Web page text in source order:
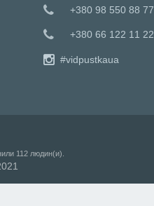
+380 98 550 88 77
+380 66 122 11 22
#vidpustkaua
112 людин(и).